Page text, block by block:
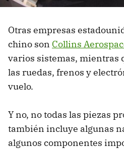
Otras empresas
chino son Collins
varios sistemas, mientras
las ruedas, frenos y
vuelo.
Y no, no todas las piezas
también incluye algunas
algunos componentes